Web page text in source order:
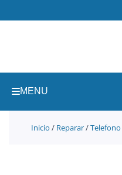
al
MENU
Inicio / Reparar/Telefono